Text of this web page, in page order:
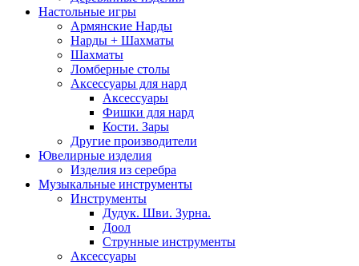
Настольные игры
Армянские Нарды
Нарды + Шахматы
Шахматы
Ломберные столы
Аксессуары для нард
Аксессуары
Фишки для нард
Кости. Зары
Другие производители
Ювелирные изделия
Изделия из серебра
Музыкальные инструменты
Инструменты
Дудук. Шви. Зурна.
Доол
Струнные инструменты
Аксессуары